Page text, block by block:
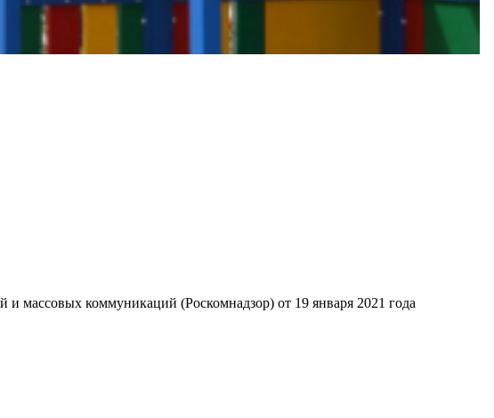
массовых коммуникаций (Роскомнадзор) от 19 января 2021 года